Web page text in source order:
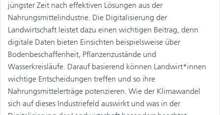
jüngster Zeit nach effektiven Lösungen aus der
Nahrungsmittelindustrie. Die Digitalisierung der
Landwirtschaft leistet dazu einen wichtigen Beitrag, denn
digitale Daten bieten Einsichten beispielsweise über
Bodenbeschaffenheit, Pflanzenzustände und
Wasserkreisläufe. Darauf basierend können Landwirt*innen
wichtige Entscheidungen treffen und so ihre
Nahrungsmittelerträge potenzieren. Wie der Klimawandel
sich auf dieses Industriefeld auswirkt und was in der